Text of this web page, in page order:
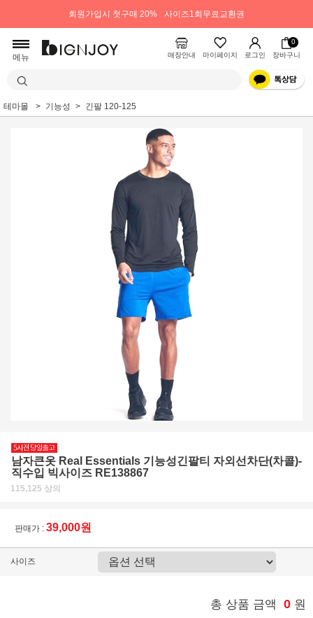
회원가입시 첫구매 20% 사이즈1회무료교환권
메뉴 매장안내 마이페이지 로그인
0
장바구니
테마몰 기능성 긴팔 120-125
남자큰옷 Real Essentials 기능성긴팔티 자외선차단(차콜)-
직수입 빅사이즈 RE138867
115,125 상의
판매가 : 39,000원
사이즈
총 상품 금액 0 원